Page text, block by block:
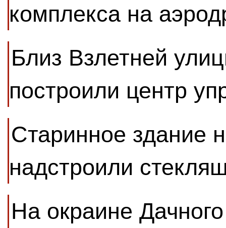
комплекса на
Близ Взлетней
построили центр
Старинное здание
надстроили
На окраине